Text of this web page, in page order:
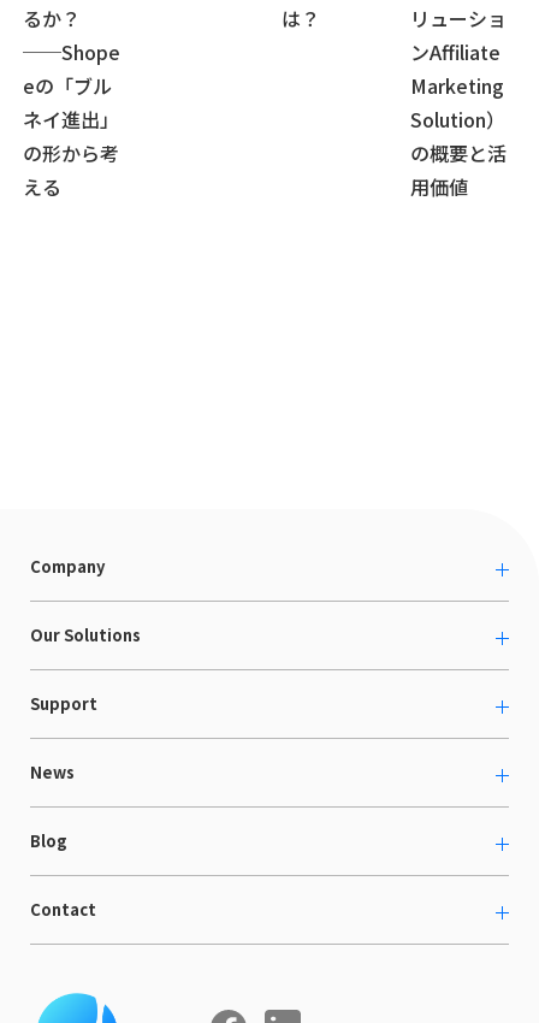
るか？
──Shope
eの「ブル
ネイ進出」
の形から考
える
は？
リューショ
ンAffiliate
Marketing
Solution）
の概要と活
用価値
Company
About us
カルチャー
採用情報
Our Solutions
越境ECコンサルティング
Shopee支援
LaunchCart
海外向けホームページ制作
COMPE NAVI
Support
お役立ち資料
セミナー情報
News
プレスリリース
イベント
ニュース
Blog
ECブログ
開発ブログ
Contact